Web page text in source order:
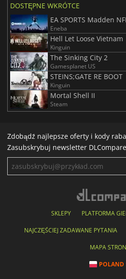
DOSTĘPNE WKRÓTCE
EA SPORTS Madden
Eneba
Hell Let Loose Vietnam
Kinguin
The Sinking City 2
Gamesplanet US
STEINS;GATE RE BOOT
Kinguin
Mortal Shell II
Steam
Zdobądź najlepsze oferty i kody
Zasubskrybuj newsletter DLCompare
SKLEPY PLATFORMA
NAJCZĘŚCIEJ ZADAWANE PYTANIA
MAPA
POLAND